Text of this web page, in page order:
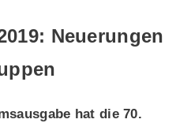
Neuerungen
hat die 70.